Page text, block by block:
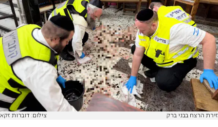
זירת הרצח בבני ברק צילום: דוברות זקא